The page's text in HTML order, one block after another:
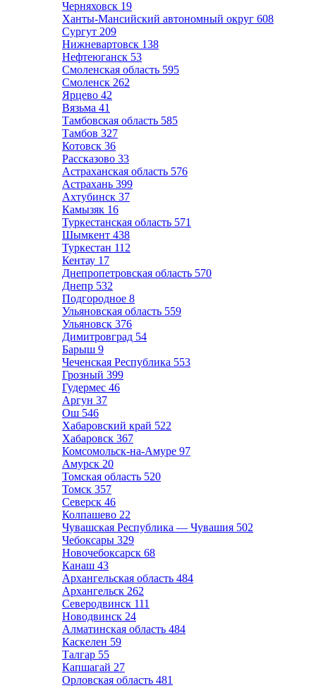
Черняховск 19
Ханты-Мансийский автономный округ 608
Сургут 209
Нижневартовск 138
Нефтеюганск 53
Смоленская область 595
Смоленск 262
Ярцево 42
Вязьма 41
Тамбовская область 585
Тамбов 327
Котовск 36
Рассказово 33
Астраханская область 576
Астрахань 399
Ахтубинск 37
Камызяк 16
Туркестанская область 571
Шымкент 438
Туркестан 112
Кентау 17
Днепропетровская область 570
Днепр 532
Подгородное 8
Ульяновская область 559
Ульяновск 376
Димитровград 54
Барыш 9
Чеченская Республика 553
Грозный 399
Гудермес 46
Аргун 37
Ош 546
Хабаровский край 522
Хабаровск 367
Комсомольск-на-Амуре 97
Амурск 20
Томская область 520
Томск 357
Северск 46
Колпашево 22
Чувашская Республика — Чувашия 502
Чебоксары 329
Новочебоксарск 68
Канаш 43
Архангельская область 484
Архангельск 262
Северодвинск 111
Новодвинск 24
Алматинская область 484
Каскелен 59
Талгар 55
Капшагай 27
Орловская область 481